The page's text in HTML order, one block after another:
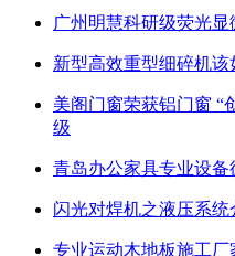
广州明慧科研级荧光
新型高效重型细碎机
美阁门窗荣获铝门窗 “
级
青岛办公家具专业设备
闪光对焊机之液压系
专业运动木地板施工